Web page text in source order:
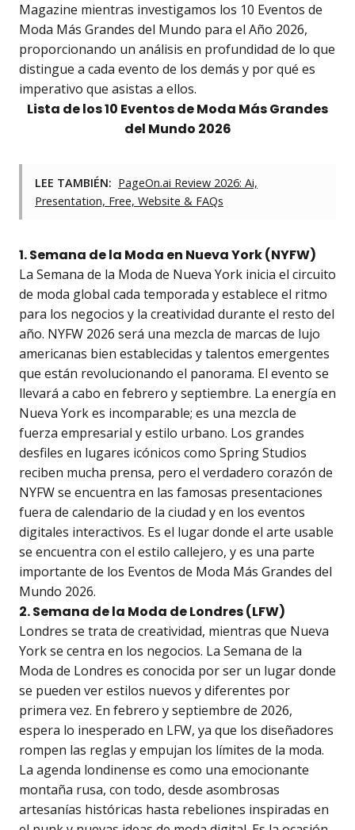
Magazine mientras investigamos los 10 Eventos de
Moda Más Grandes del Mundo para el Año 2026,
proporcionando un análisis en profundidad de lo que
distingue a cada evento de los demás y por qué es
imperativo que asistas a ellos.
Lista de los 10 Eventos de Moda Más Grandes
del Mundo 2026
LEE TAMBIÉN: PageOn.ai Review 2026: Ai,
Presentation, Free, Website & FAQs
1. Semana de la Moda en Nueva York (NYFW)
La Semana de la Moda de Nueva York inicia el circuito
de moda global cada temporada y establece el ritmo
para los negocios y la creatividad durante el resto del
año. NYFW 2026 será una mezcla de marcas de lujo
americanas bien establecidas y talentos emergentes
que están revolucionando el panorama. El evento se
llevará a cabo en febrero y septiembre. La energía en
Nueva York es incomparable; es una mezcla de
fuerza empresarial y estilo urbano. Los grandes
desfiles en lugares icónicos como Spring Studios
reciben mucha prensa, pero el verdadero corazón de
NYFW se encuentra en las famosas presentaciones
fuera de calendario de la ciudad y en los eventos
digitales interactivos. Es el lugar donde el arte usable
se encuentra con el estilo callejero, y es una parte
importante de los Eventos de Moda Más Grandes del
Mundo 2026.
2. Semana de la Moda de Londres (LFW)
Londres se trata de creatividad, mientras que Nueva
York se centra en los negocios. La Semana de la
Moda de Londres es conocida por ser un lugar donde
se pueden ver estilos nuevos y diferentes por
primera vez. En febrero y septiembre de 2026,
espera lo inesperado en LFW, ya que los diseñadores
rompen las reglas y empujan los límites de la moda.
La agenda londinense es como una emocionante
montaña rusa, con todo, desde asombrosas
artesanías históricas hasta rebeliones inspiradas en